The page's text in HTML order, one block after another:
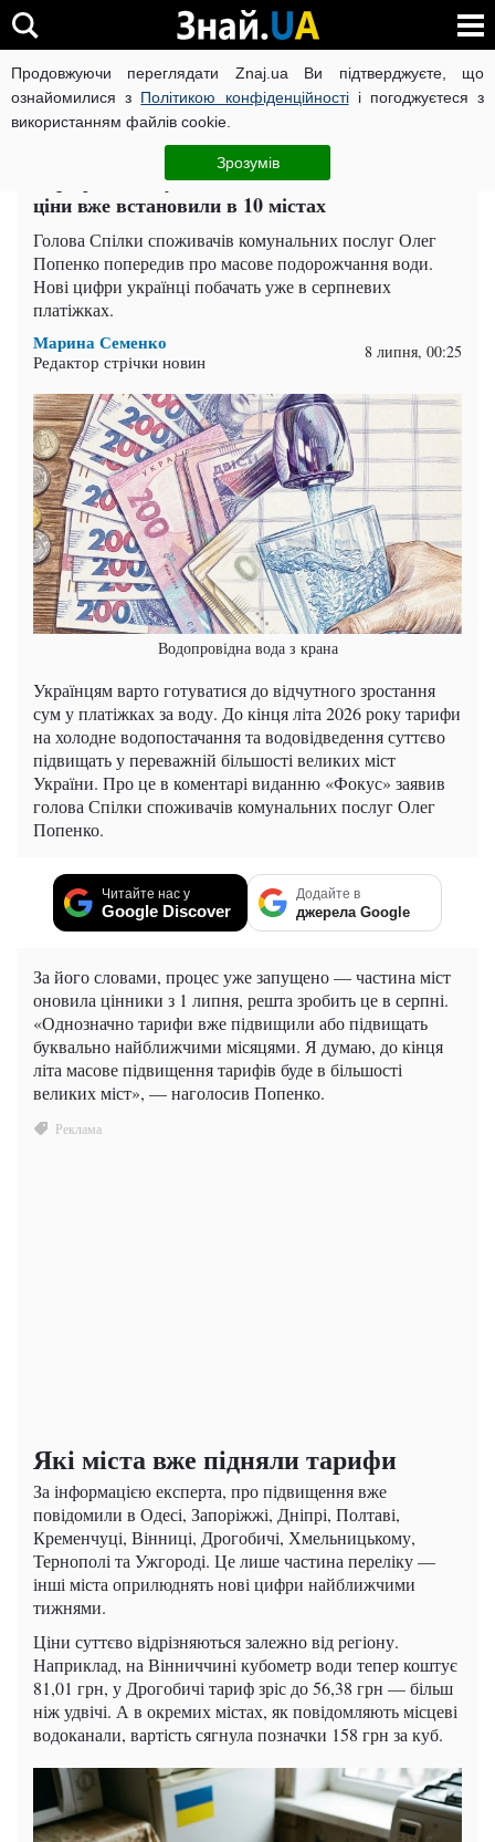
Продовжуючи переглядати Znaj.ua Ви підтверджуєте, що
ознайомилися з Політикою конфіденційностіі погоджуєтеся з
використанням файлів cookie.
Зрозумів
ВІЙНА РОСІЇ ПРОТИ УКРАЇНИ КОРОНАВІРУС В УКРАЇНІ
ЧИТАТЬ НА РУССКОМ
Тарифи на воду злетять до кінця літа: нові
ціни вже встановили в 10 містах
Голова Спілки споживачів комунальних послуг Олег
Попенко попередив про масове подорожчання води.
Нові цифри українці побачать уже в серпневих
платіжках.
Марина Семенко
Редактор стрічки новин 8 липня, 00:25
Водопровідна вода з крана
Українцям варто готуватися до відчутного зростання
сум у платіжках за воду. До кінця літа 2026 року тарифи
на холодне водопостачання та водовідведення суттєво
підвищать у переважній більшості великих міст
України. Про це в коментарі виданню «Фокус» заявив
голова Спілки споживачів комунальних послуг Олег
Попенко.
Читайте нас у
Google Discover
Додайте в
джерела Google
За його словами, процес уже запущено — частина міст
оновила цінники з 1 липня, решта зробить це в серпні.
«Однозначно тарифи вже підвищили або підвищать
буквально найближчими місяцями. Я думаю, до кінця
літа масове підвищення тарифів буде в більшості
великих міст», — наголосив Попенко.
Які міста вже підняли тарифи
За інформацією експерта, про підвищення вже
повідомили в Одесі, Запоріжжі, Дніпрі, Полтаві,
Кременчуці, Вінниці, Дрогобичі, Хмельницькому,
Тернополі та Ужгороді. Це лише частина переліку —
інші міста оприлюднять нові цифри найближчими
тижнями.
Ціни суттєво відрізняються залежно від регіону.
Наприклад, на Вінниччині кубометр води тепер коштує
81,01 грн, у Дрогобичі тариф зріс до 56,38 грн — більш
ніж удвічі. А в окремих містах, як повідомляють місцеві
водоканали, вартість сягнула позначки 158 грн за куб.